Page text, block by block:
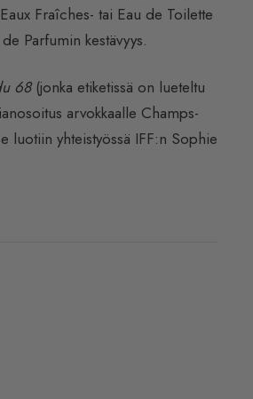
Fraîches- tai Eau de Toilette
Parfumin kestävyys.
68(jonka etiketissä on lueteltu
arvokkaalle Champs-
luotiin yhteistyössä IFF:n Sophie